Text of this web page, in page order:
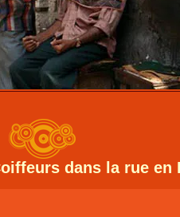
dans la rue en